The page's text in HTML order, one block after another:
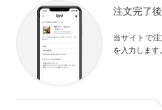
注文完了
当サイトで
を入力します。